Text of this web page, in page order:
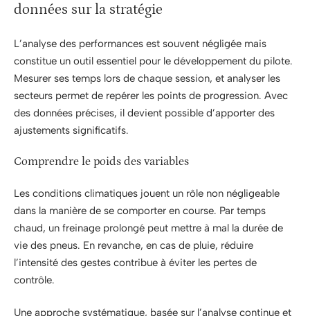
données sur la stratégie
L’analyse des performances est souvent négligée mais
constitue un outil essentiel pour le développement du pilote.
Mesurer ses temps lors de chaque session, et analyser les
secteurs permet de repérer les points de progression. Avec
des données précises, il devient possible d’apporter des
ajustements significatifs.
Comprendre le poids des variables
Les conditions climatiques jouent un rôle non négligeable
dans la manière de se comporter en course. Par temps
chaud, un freinage prolongé peut mettre à mal la durée de
vie des pneus. En revanche, en cas de pluie, réduire
l’intensité des gestes contribue à éviter les pertes de
contrôle.
Une approche systématique, basée sur l’analyse continue et